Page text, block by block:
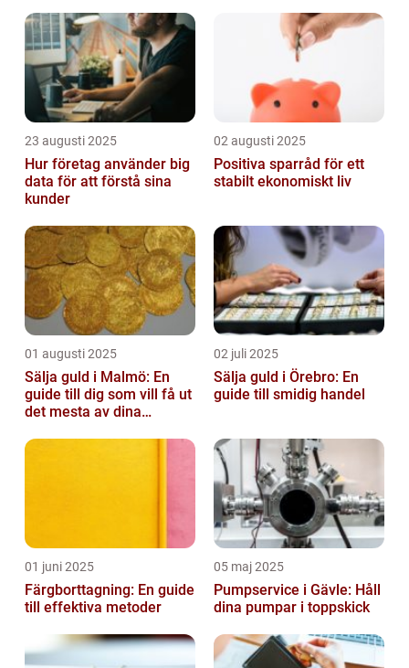
23 augusti 2025
Hur företag använder big
data för att förstå sina
kunder
02 augusti 2025
Positiva sparråd för ett
stabilt ekonomiskt liv
01 augusti 2025
Sälja guld i Malmö: En
guide till dig som vill få ut
det mesta av dina
02 juli 2025
Sälja guld i Örebro: En
guide till smidig handel
01 juni 2025
Färgborttagning: En guide
till effektiva metoder
05 maj 2025
Pumpservice i Gävle: Håll
dina pumpar i toppskick